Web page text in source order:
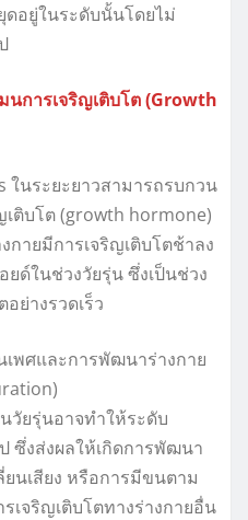
อยู่ในระดับนั้นโดยไม่
การเจริญเติบโต (Growth
ในระยะยาวสามารถรบกวน
ติบโต (growth hormone)
กายมีการเจริญเติบโตช้าลง
ยด์ในช่วงวัยรุ่น ซึ่งเป็นช่วง
ย่างรวดเร็ว
พศและการพัฒนาร่างกาย
วัยรุ่นอาจทำให้ระดับ
ซึ่งส่งผลให้เกิดการพัฒนา
ยนเสียง หรือการมีขนตาม
เจริญเติบโตทางร่างกายอื่น